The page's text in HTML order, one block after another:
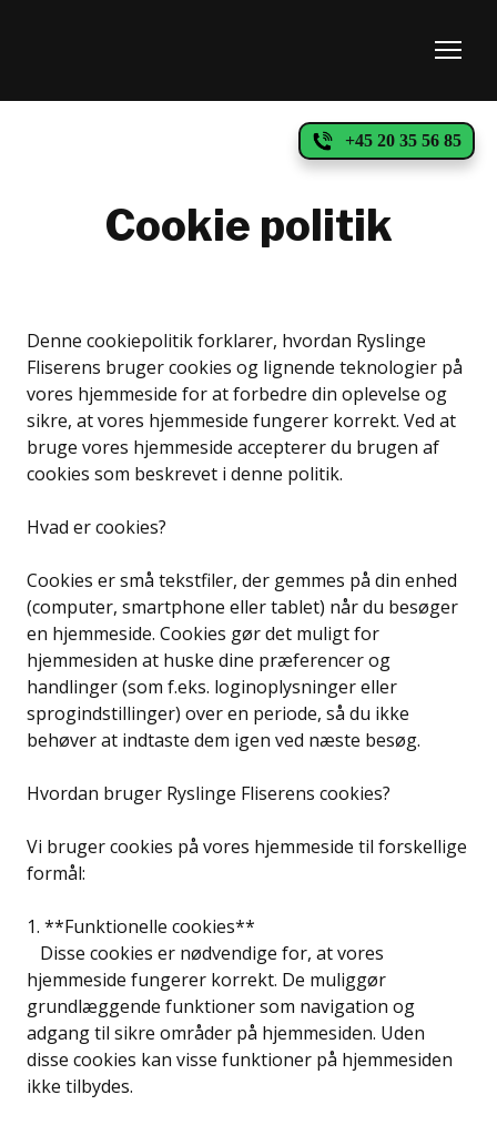
+45 20 35 56 85
Cookie politik
Denne cookiepolitik forklarer, hvordan Ryslinge
Fliserens bruger cookies og lignende teknologier på
vores hjemmeside for at forbedre din oplevelse og
sikre, at vores hjemmeside fungerer korrekt. Ved at
bruge vores hjemmeside accepterer du brugen af
cookies som beskrevet i denne politik.
Hvad er cookies?
Cookies er små tekstfiler, der gemmes på din enhed
(computer, smartphone eller tablet) når du besøger
en hjemmeside. Cookies gør det muligt for
hjemmesiden at huske dine præferencer og
handlinger (som f.eks. loginoplysninger eller
sprogindstillinger) over en periode, så du ikke
behøver at indtaste dem igen ved næste besøg.
Hvordan bruger Ryslinge Fliserens cookies?
Vi bruger cookies på vores hjemmeside til forskellige
formål:
1. **Funktionelle cookies**
Disse cookies er nødvendige for, at vores
hjemmeside fungerer korrekt. De muliggør
grundlæggende funktioner som navigation og
adgang til sikre områder på hjemmesiden. Uden
disse cookies kan visse funktioner på hjemmesiden
ikke tilbydes.